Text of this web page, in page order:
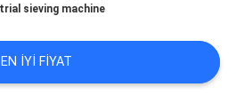
sieving machine
EN IYI FIYAT